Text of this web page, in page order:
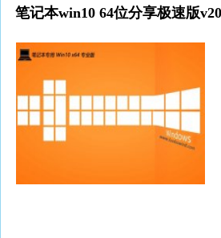
笔记本win10 64位分享极速版